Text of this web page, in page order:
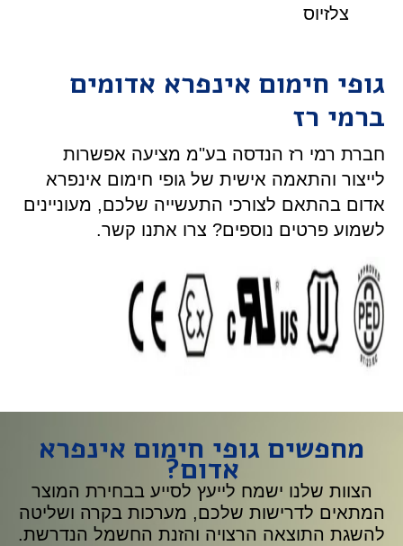
צלזיוס
גופי חימום אינפרא אדומים
ברמי רז
חברת רמי רז הנדסה בע"מ מציעה אפשרות
לייצור והתאמה אישית של גופי חימום אינפרא
אדום בהתאם לצורכי התעשייה שלכם, מעוניינים
לשמוע פרטים נוספים? צרו אתנו קשר.
מחפשים גופי חימום אינפרא
אדום?
הצוות שלנו ישמח לייעץ לסייע בבחירת המוצר
המתאים לדרישות שלכם, מערכות בקרה ושליטה
להשגת התוצאה הרצויה והזנת החשמל הנדרשת.